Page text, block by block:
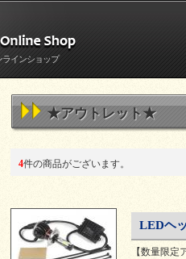
ラインショップ
★アウトレット★
4件の商品がございます。
LEDヘ
【数量限